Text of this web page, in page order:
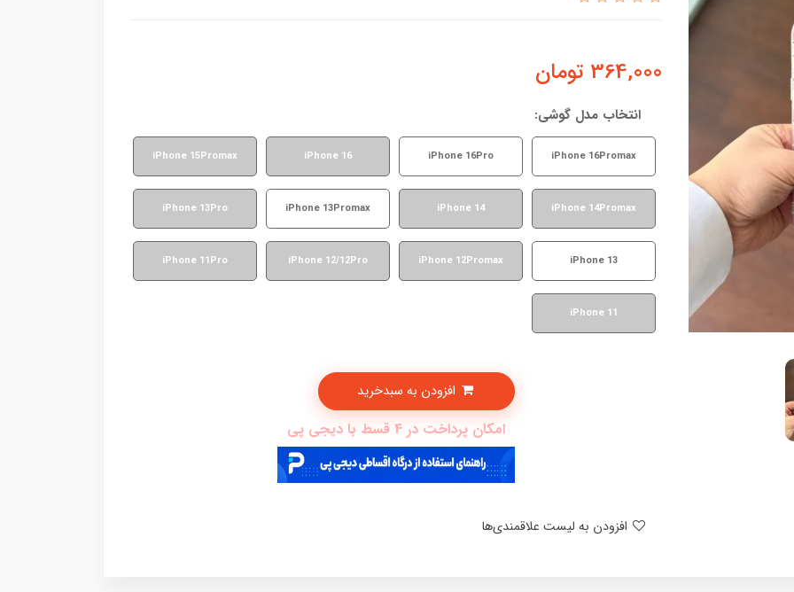
364,000 تومان
انتخاب مدل گوشی:
iPhone 16Promax
iPhone 16Pro
iPhone 16
iPhone 15Promax
iPhone 14Promax
iPhone 14
iPhone 13Promax
iPhone 13Pro
iPhone 13
iPhone 12Promax
iPhone 12/12Pro
iPhone 11Pro
iPhone 11
امکان پرداخت در 4 قسط با دیجی پی